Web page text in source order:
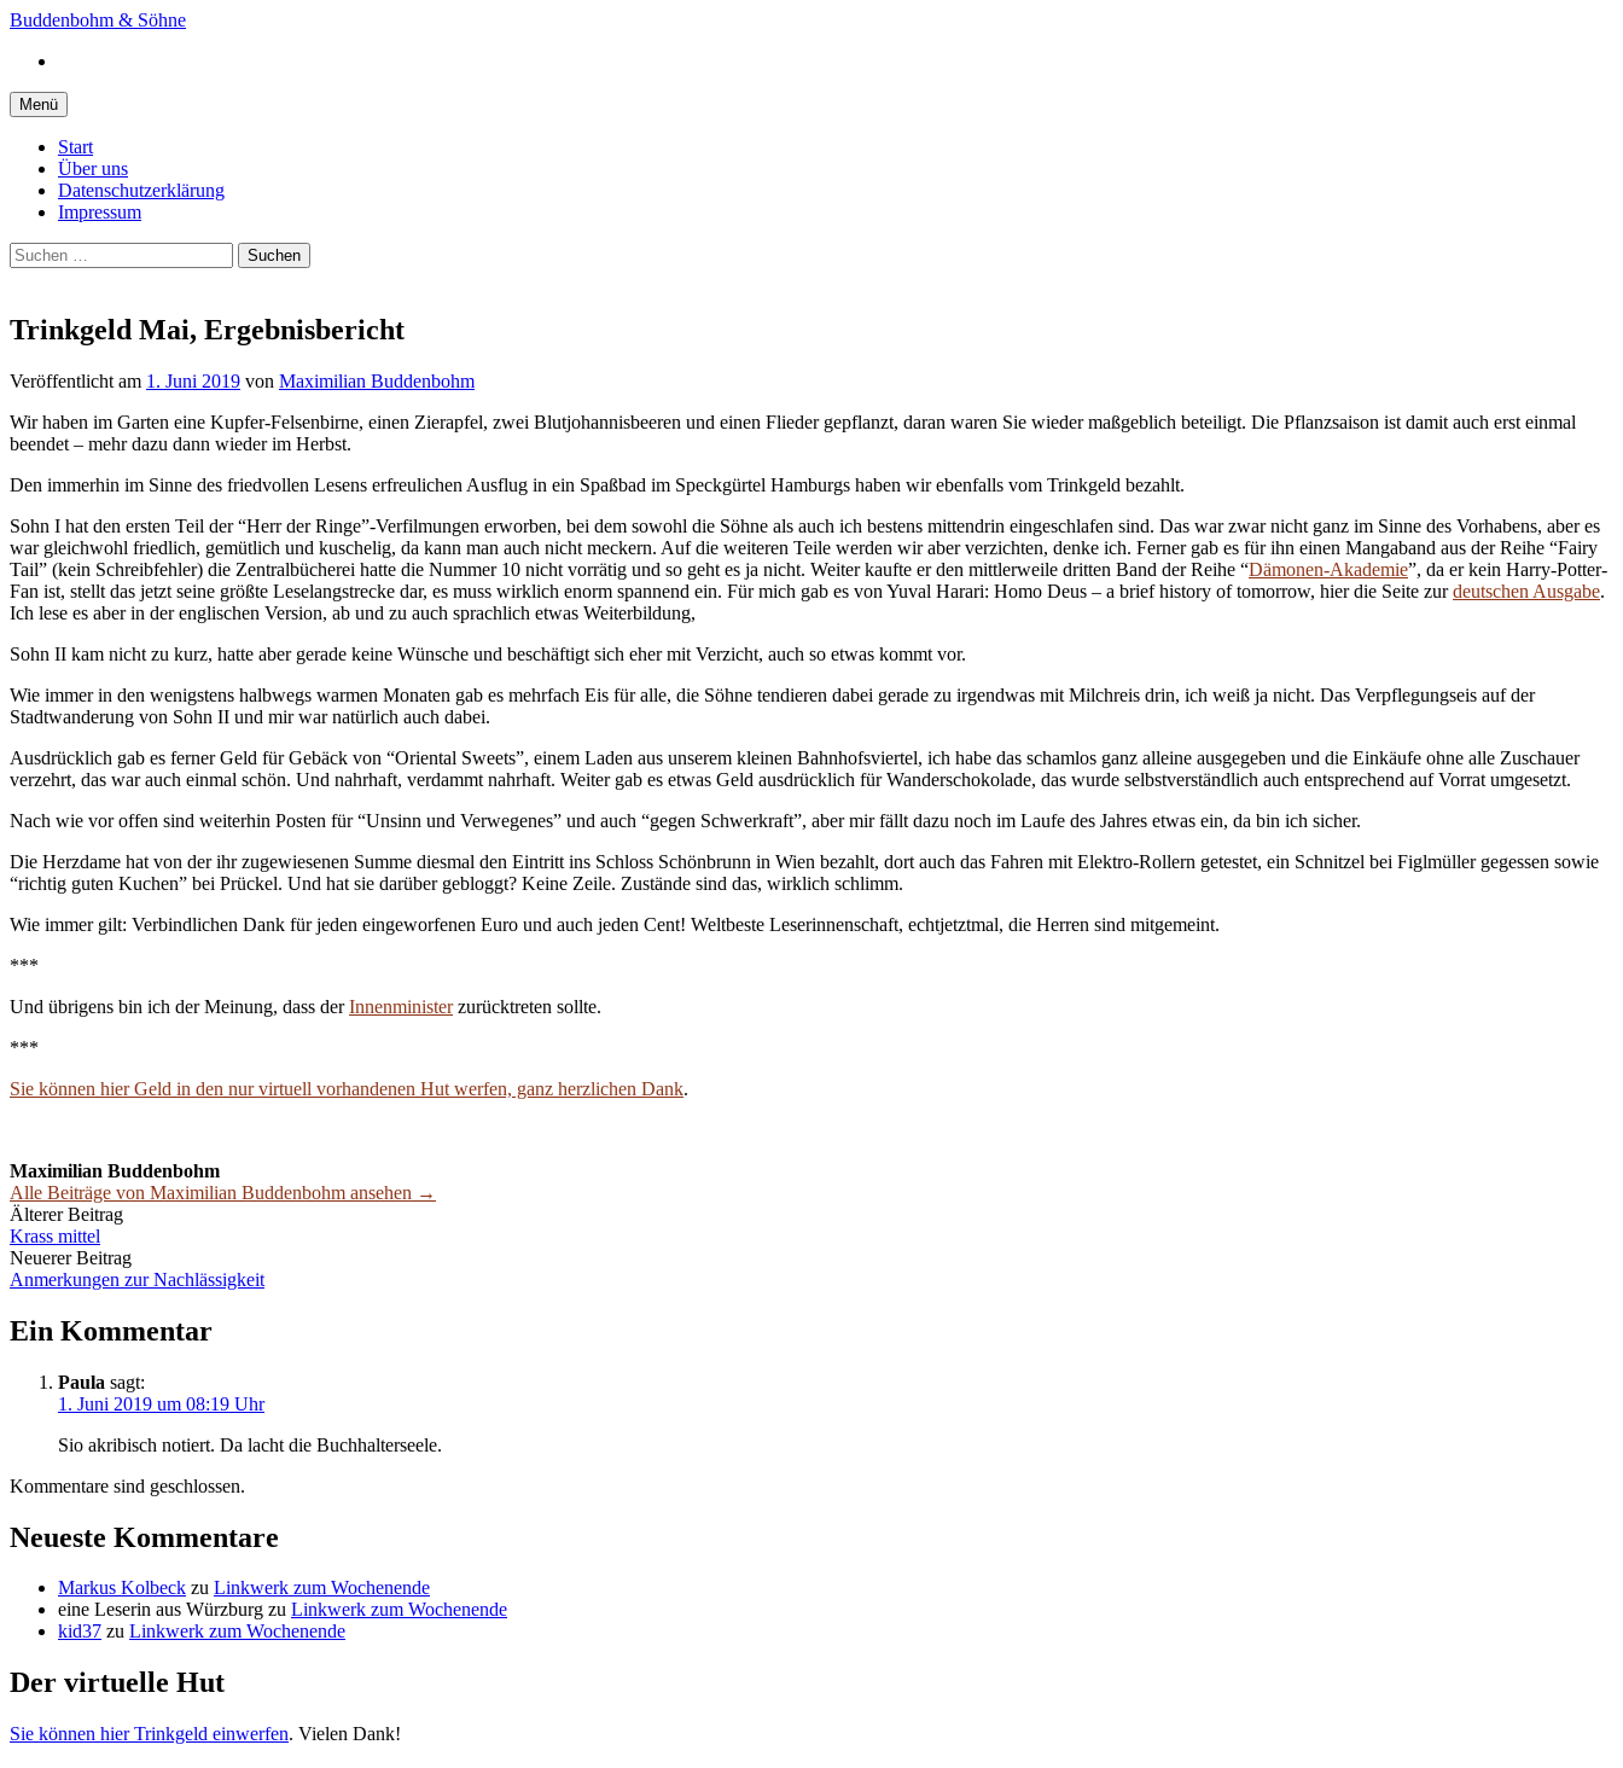
Springe
Inhalt
Buddenbohm & Söhne
Menü
Start
Über uns
Datenschutzerklärung
Impressum
Suchen
nach:
Trinkgeld Mai, Ergebnisbericht
Veröffentlicht am 1. Juni 2019 von Maximilian Buddenbohm
Wir haben im Garten eine Kupfer-Felsenbirne, einen Zierapfel, zwei Blutjohannisbeeren und einen Flieder gepflanzt, daran waren Sie wieder maßgeblich beteiligt. Die Pflanzsaison ist damit auch erst einmal
beendet – mehr dazu dann wieder im Herbst.
Den immerhin im Sinne des friedvollen Lesens erfreulichen Ausflug in ein Spaßbad im Speckgürtel Hamburgs haben wir ebenfalls vom Trinkgeld bezahlt.
Sohn I hat den ersten Teil der “Herr der Ringe”-Verfilmungen erworben, bei dem sowohl die Söhne als auch ich bestens mittendrin eingeschlafen sind. Das war zwar nicht ganz im Sinne des Vorhabens, aber es
war gleichwohl friedlich, gemütlich und kuschelig, da kann man auch nicht meckern. Auf die weiteren Teile werden wir aber verzichten, denke ich. Ferner gab es für ihn einen Mangaband aus der Reihe “Fairy
Tail” (kein Schreibfehler) die Zentralbücherei hatte die Nummer 10 nicht vorrätig und so geht es ja nicht. Weiter kaufte er den mittlerweile dritten Band der Reihe “Dämonen-Akademie”, da er kein Harry-Potter-
Fan ist, stellt das jetzt seine größte Leselangstrecke dar, es muss wirklich enorm spannend ein. Für mich gab es von Yuval Harari: Homo Deus – a brief history of tomorrow, hier die Seite zurdeutschen Ausgabe.
Ich lese es aber in der englischen Version, ab und zu auch sprachlich etwas Weiterbildung,
Sohn II kam nicht zu kurz, hatte aber gerade keine Wünsche und beschäftigt sich eher mit Verzicht, auch so etwas kommt vor.
Wie immer in den wenigstens halbwegs warmen Monaten gab es mehrfach Eis für alle, die Söhne tendieren dabei gerade zu irgendwas mit Milchreis drin, ich weiß ja nicht. Das Verpflegungseis auf der
Stadtwanderung von Sohn II und mir war natürlich auch dabei.
Ausdrücklich gab es ferner Geld für Gebäck von “Oriental Sweets”, einem Laden aus unserem kleinen Bahnhofsviertel, ich habe das schamlos ganz alleine ausgegeben und die Einkäufe ohne alle Zuschauer
verzehrt, das war auch einmal schön. Und nahrhaft, verdammt nahrhaft. Weiter gab es etwas Geld ausdrücklich für Wanderschokolade, das wurde selbstverständlich auch entsprechend auf Vorrat umgesetzt.
Nach wie vor offen sind weiterhin Posten für “Unsinn und Verwegenes” und auch “gegen Schwerkraft”, aber mir fällt dazu noch im Laufe des Jahres etwas ein, da bin ich sicher.
Die Herzdame hat von der ihr zugewiesenen Summe diesmal den Eintritt ins Schloss Schönbrunn in Wien bezahlt, dort auch das Fahren mit Elektro-Rollern getestet, ein Schnitzel bei Figlmüller gegessen sowie
“richtig guten Kuchen” bei Prückel. Und hat sie darüber gebloggt? Keine Zeile. Zustände sind das, wirklich schlimm.
Wie immer gilt: Verbindlichen Dank für jeden eingeworfenen Euro und auch jeden Cent! Weltbeste Leserinnenschaft, echtjetztmal, die Herren sind mitgemeint.
***
Und übrigens bin ich der Meinung, dass derInnenministerzurücktreten sollte.
***
Sie können hier Geld in den nur virtuell vorhandenen Hut werfen, ganz herzlichen Dank.
Maximilian Buddenbohm
Alle Beiträge von Maximilian Buddenbohm ansehen →
Beitrags-
Navigation
Älterer Beitrag
Krass mittel
Neuerer Beitrag
Anmerkungen zur Nachlässigkeit
Ein Kommentar
Paula sagt:
1. Juni 2019 um 08:19 Uhr
Sio akribisch notiert. Da lacht die Buchhalterseele.
Kommentare sind geschlossen.
Neueste Kommentare
Markus Kolbeck zu Linkwerk zum Wochenende
eine Leserin aus Würzburg zu Linkwerk zum Wochenende
kid37 zu Linkwerk zum Wochenende
Der virtuelle Hut
Sie können hier Trinkgeld einwerfen. Vielen Dank!